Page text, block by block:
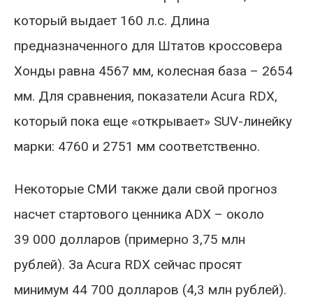
который выдает 160 л.с. Длина
предназначенного для Штатов кроссовера
Хонды равна 4567 мм, колесная база – 2654
мм. Для сравнения, показатели Acura RDX,
который пока еще «открывает» SUV-линейку
марки: 4760 и 2751 мм соответственно.
Некоторые СМИ также дали свой прогноз
насчет стартового ценника ADX – около
39 000 долларов (примерно 3,75 млн
рублей). За Acura RDX сейчас просят
минимум 44 700 долларов (4,3 млн рублей).